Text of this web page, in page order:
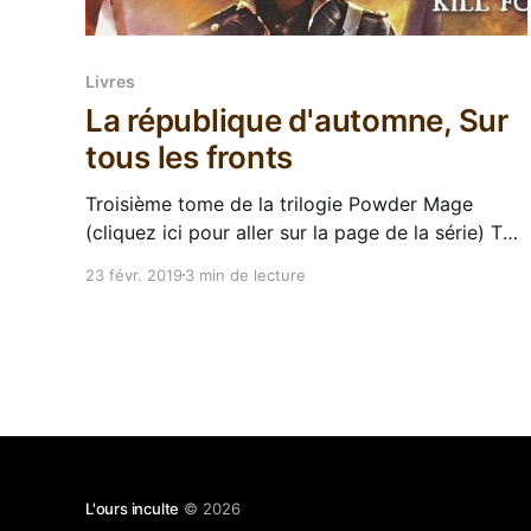
Livres
La république d'automne, Sur
tous les fronts
Troisième tome de la trilogie Powder Mage
(cliquez ici pour aller sur la page de la série) The
poudremages, me nargue depuis des mois, là,
23 févr. 2019 3 min de lecture
L'ours inculte © 2026